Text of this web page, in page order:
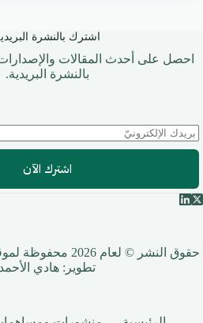
اشترك بالنشرة
احصل على أحدث المقالات
بالنشرة البريدية.
اشترك الآن
حقوق النشر © لعام
تطوير: هادي الأحمد